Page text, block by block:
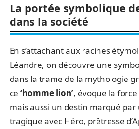
La portée symbolique
dans la société
En s’attachant aux racines
Léandre, on découvre une
dans la trame de la mythologie
ce ‘homme lion’, évoque la
mais aussi un destin marqué
tragique avec Héro, prêtresse